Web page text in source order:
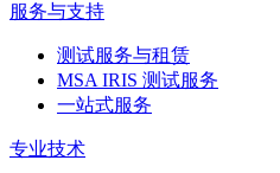
服务与支持
测试服务与租赁
MSA IRIS 测试服务
一站式服务
专业技术